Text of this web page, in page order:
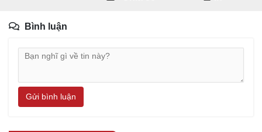
Bình luận
Gửi bình luận